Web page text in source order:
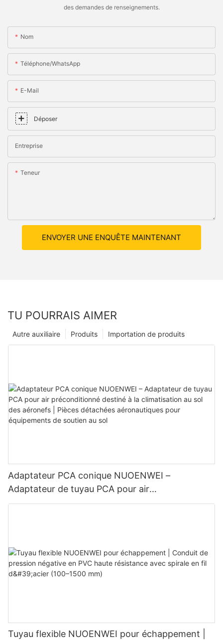
des demandes de renseignements.
Nom
Téléphone/WhatsApp
E-Mail
Déposer
Entreprise
Teneur
ENVOYER UNE ENQUÊTE MAINTENANT
TU POURRAIS AIMER
Importation de produits
Produits
Autre auxiliaire
Adaptateur PCA conique NUOENWEI –
Adaptateur de tuyau PCA pour air
préconditionné destiné à la climatisation au sol
Tuyau flexible NUOENWEI pour échappement |